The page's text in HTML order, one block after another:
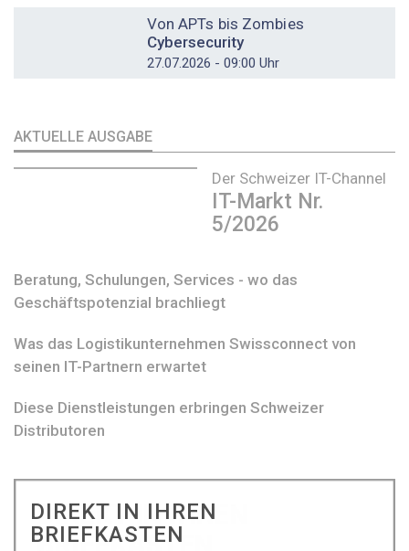
Von APTs bis Zombies
Cybersecurity
27.07.2026 - 09:00 Uhr
AKTUELLE AUSGABE
Der Schweizer IT-Channel
IT-Markt Nr.
5/2026
Beratung, Schulungen, Services - wo das
Geschäftspotenzial brachliegt
Was das Logistikunternehmen Swissconnect von
seinen IT-Partnern erwartet
Diese Dienstleistungen erbringen Schweizer
Distributoren
DIREKT IN IHREN
BRIEFKASTEN